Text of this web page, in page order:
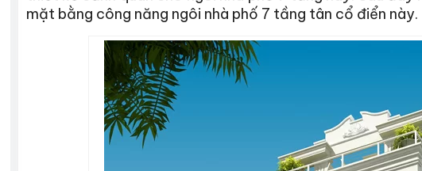
mặt bằng công năng ngôi nhà phố 7 tầng tân cổ điển này.